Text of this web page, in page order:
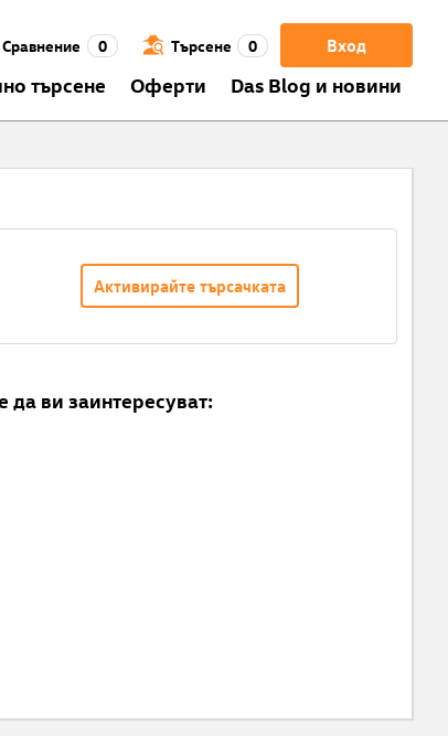
Вход
Сравнение 0 Търсене 0
търсене Оферти Das Blog и новини
Активирайте търсачката
ви заинтересуват: